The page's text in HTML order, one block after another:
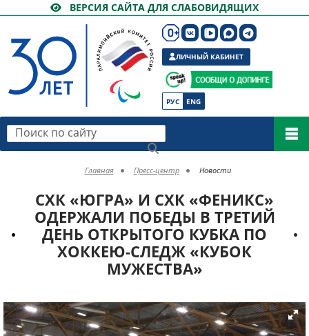
ВЕРСИЯ САЙТА ДЛЯ СЛАБОВИДЯЩИХ
РУС ENG
ЛИЧНЫЙ КАБИНЕТ
Поиск по сайту
Главная Пресс-центр Новости
СХК «ЮГРА» И СХК «ФЕНИКС»
ОДЕРЖАЛИ ПОБЕДЫ В ТРЕТИЙ
ДЕНЬ ОТКРЫТОГО КУБКА ПО
ХОККЕЮ-СЛЕДЖ «КУБОК
МУЖЕСТВА»